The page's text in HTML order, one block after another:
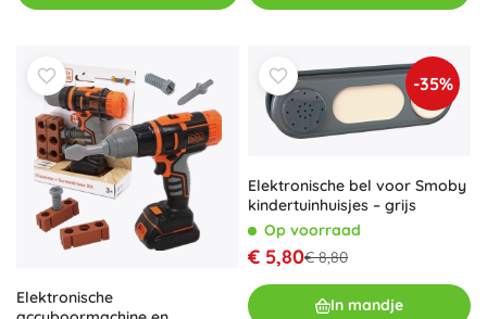
Elektronische
-35%
Elektronische bel voor Smoby
kindertuinhuisjes – grijs
Op voorraad
€ 5,80€ 8,80
In mandje